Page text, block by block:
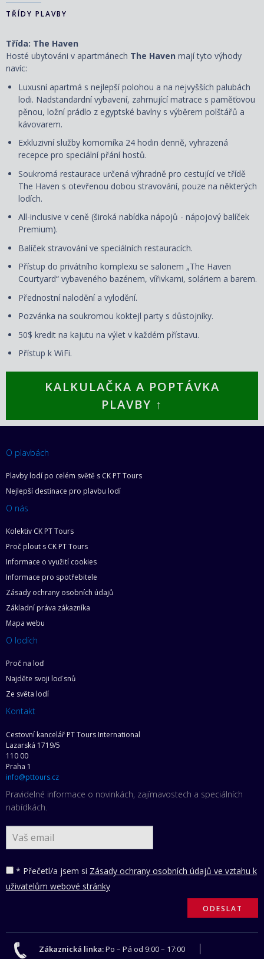
TŘÍDY PLAVBY
Třída: The Haven
Hosté ubytováni v apartmánech The Haven mají tyto výhody
navíc:
Luxusní apartmá s nejlepší polohou a na nejvyšších palubách
lodi. Nadstandardní vybavení, zahrnující matrace s paměťovou
pěnou, ložní prádlo z egyptské bavlny s výběrem polštářů a
kávovarem.
Exkluzivní služby komorníka 24 hodin denně, vyhrazená
recepce pro speciální přání hostů.
Soukromá restaurace určená výhradně pro cestující ve třídě
The Haven s otevřenou dobou stravování, pouze na některých
lodích.
All-inclusive v ceně (široká nabídka nápojů - nápojový balíček
Premium).
Balíček stravování ve speciálních restauracích.
Přístup do privátního komplexu se salonem „The Haven
Courtyard“ vybaveného bazénem, vířivkami, soláriem a barem.
Přednostní nalodění a vylodění.
Pozvánka na soukromou koktejl party s důstojníky.
50$ kredit na kajutu na výlet v každém přístavu.
Přístup k WiFi.
KALKULAČKA A POPTÁVKA
PLAVBY ↑
O plavbách
Plavby lodí po celém světě s CK PT Tours
Nejlepší destinace pro plavbu lodí
O nás
Kolektiv CK PT Tours
Proč plout s CK PT Tours
Informace o využití cookies
Informace pro spotřebitele
Zásady ochrany osobních údajů
Základní práva zákazníka
Mapa webu
O lodích
Proč na loď
Najděte svoji loď snů
Ze světa lodí
Kontakt
Cestovní kancelář PT Tours International
Lazarská 1719/5
110 00
Praha 1
info@pttours.cz
Pravidelné informace o novinkách, zajímavostech a speciálních
nabídkách.
* Přečetl/a jsem si Zásady ochrany osobních údajů ve vztahu k
uživatelům webové stránky
Zákaznická linka:Po – Pá od 9:00 – 17:00